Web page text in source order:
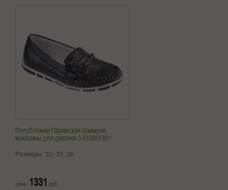
Полуботинки Парижская Коммуна
мокасины для девочки 5-512631301
Размеры: 32; 35; 36
цена: 1331 руб.